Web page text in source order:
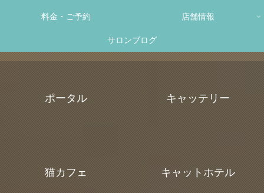
料金・ご予約 店舗情報
サロンブログ
ポータル キャッテリー
猫カフェ キャットホテル